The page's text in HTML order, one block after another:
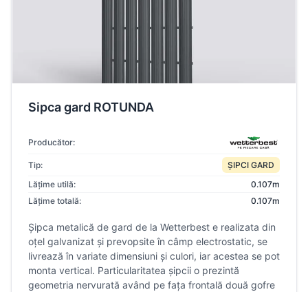
Sipca gard ROTUNDA
Producător:
Tip:
ȘIPCI GARD
Lățime utilă:
0.107m
Lățime totală:
0.107m
Șipca metalică de gard de la Wetterbest e realizata din
oțel galvanizat și prevopsite în câmp electrostatic, se
livrează în variate dimensiuni și culori, iar acestea se pot
monta vertical. Particularitatea șipcii o prezintă
geometria nervurată având pe fața frontală două gofre